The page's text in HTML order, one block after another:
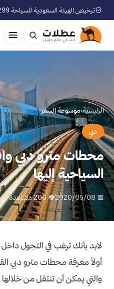
ترخيص الهيئة السعودية للسياحة 73105299
الرئيسية›موسوعة السفر
دبي
محطات مترو دبي
السياحية إليها
📅 2020/05/08 👁 206 مشاهدة
لابد بأنك ترغب في التجول
أولاً معرفة محطات مترو دبي
والتي يمكن أن تنتقل من